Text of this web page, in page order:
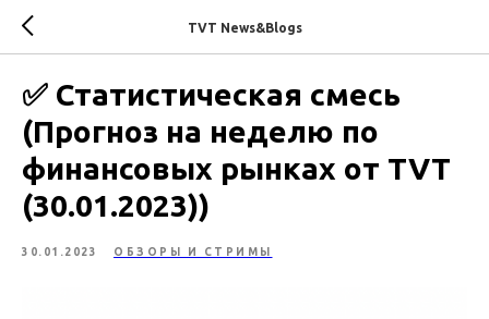
TVT News&Blogs
✅ Статистическая смесь
(Прогноз на неделю по
финансовых рынках от TVT
(30.01.2023))
30.01.2023 ОБЗОРЫ И СТРИМЫ